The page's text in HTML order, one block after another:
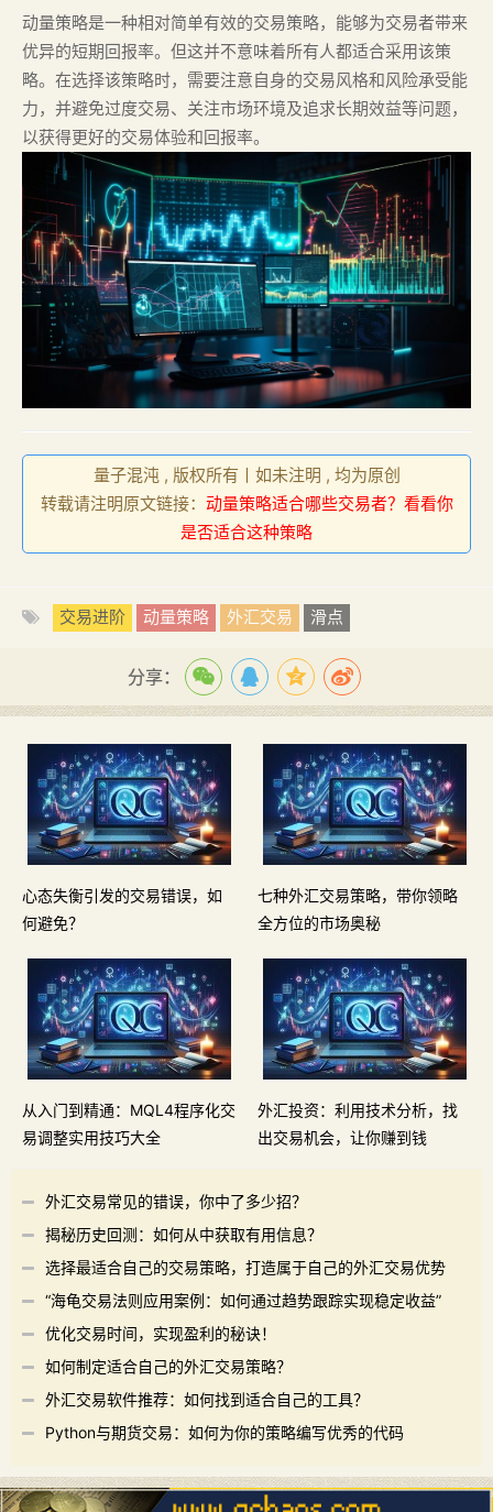
动量策略是一种相对简单有效的交易策略，能够为交易者带来
优异的短期回报率。但这并不意味着所有人都适合采用该策
略。在选择该策略时，需要注意自身的交易风格和风险承受能
力，并避免过度交易、关注市场环境及追求长期效益等问题，
以获得更好的交易体验和回报率。
量子混沌 , 版权所有丨如未注明 , 均为原创
转载请注明原文链接： 动量策略适合哪些交易者？看看你
是否适合这种策略
交易进阶 动量策略 外汇交易 滑点
分享：
心态失衡引发的交易错误，如
何避免？
七种外汇交易策略，带你领略
全方位的市场奥秘
从入门到精通：MQL4程序化交
易调整实用技巧大全
外汇投资：利用技术分析，找
出交易机会，让你赚到钱
外汇交易常见的错误，你中了多少招？
揭秘历史回测：如何从中获取有用信息？
选择最适合自己的交易策略，打造属于自己的外汇交易优势
“海龟交易法则应用案例：如何通过趋势跟踪实现稳定收益”
优化交易时间，实现盈利的秘诀！
如何制定适合自己的外汇交易策略？
外汇交易软件推荐：如何找到适合自己的工具？
Python与期货交易：如何为你的策略编写优秀的代码